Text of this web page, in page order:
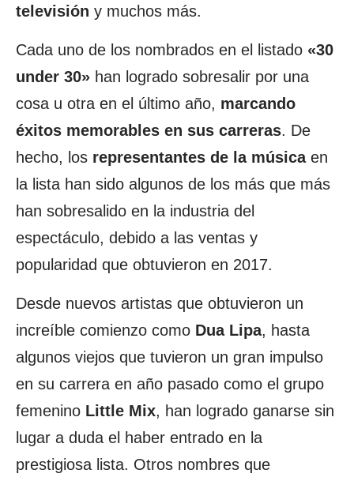
televisión y muchos más.
Cada uno de los nombrados en el listado «30
under 30» han logrado sobresalir por una
cosa u otra en el último año, marcando
éxitos memorables en sus carreras. De
hecho, los representantes de la músicaen
la lista han sido algunos de los más que más
han sobresalido en la industria del
espectáculo, debido a las ventas y
popularidad que obtuvieron en 2017.
Desde nuevos artistas que obtuvieron un
increíble comienzo como Dua Lipa, hasta
algunos viejos que tuvieron un gran impulso
en su carrera en año pasado como el grupo
femenino Little Mix, han logrado ganarse sin
lugar a duda el haber entrado en la
prestigiosa lista. Otros nombres que